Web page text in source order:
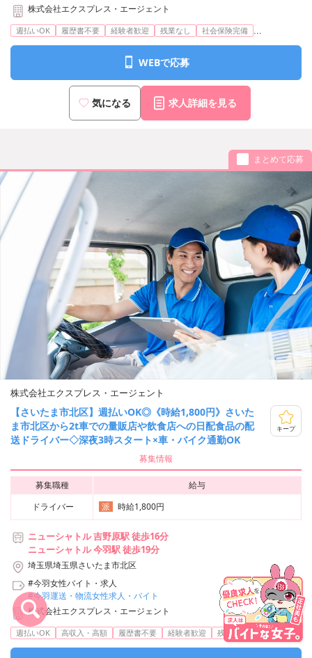
株式会社エクスプレス・エージェント
週払いOK 履歴書不要 経験者歓迎 残業なし 社会保険完備 ...
WEBで応募
気になる 求人詳細を見る
まとめて応募
株式会社エクスプレス・エージェント
【さいたま市北区】週払いOK◎《時給1,800円》さいた
ま市北区から2t車での量販店や飲食店への日配食品の配
送ドライバー◇深夜3時スタート×車・バイク通勤OK
キープ
募集情報
募集職種
給与
ドライバー
派 時給1,800円
ニューシャトル 吉野原駅 徒歩16分
ニューシャトル 今羽駅 徒歩19分
埼玉県埼玉県さいたま市北区
#今羽女性バイト・求人
#今羽運送・物流女性求人・バイト
株式会社エクスプレス・エージェント
週払いOK 高収入・高額 履歴書不要 経験者歓迎 残業なし ...